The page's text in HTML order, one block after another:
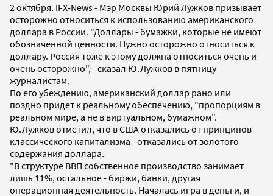
2 октября. IFX-News - Мэр Москвы Юрий Лужков призывает
осторожно относиться к использованию американского
доллара в России. "Доллары - бумажки, которые не имеют
обозначенной ценности. Нужно осторожно относиться к
доллару. Россия тоже к этому должна относиться очень и
очень осторожно", - сказал Ю.Лужков в пятницу
журналистам.
По его убеждению, американский доллар рано или
поздно придет к реальному обеспечению, "пропорциям в
реальном мире, а не в виртуальном, бумажном".
Ю.Лужков отметил, что в США отказались от принципов
классического капитализма - отказались от золотого
содержания доллара.
"В структуре ВВП собственное производство занимает
лишь 11%, остальное - биржи, банки, другая
операционная деятельность. Началась игра в деньги, и